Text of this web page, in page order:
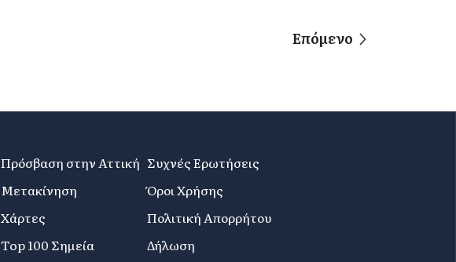
Επόμενο
Πρόσβαση στην Αττική
Μετακίνηση
Χάρτες
Top 100 Σημεία
Συχνές Ερωτήσεις
Όροι Χρήσης
Πολιτική Απορρήτου
Δήλωση